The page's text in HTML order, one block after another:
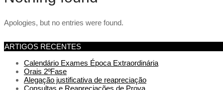
Apologies, but no entries were found.
ARTIGOS RECENTES
Calendário Exames Época Extraordinária
Orais 2ºFase
Alegação justificativa de reapreciação
Consultas e Reapreciações de Prova